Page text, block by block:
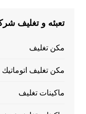
تعبئه و تغليف
مكن تغليف
مكن تغليف اتوماتيك
ماكينات تغليف